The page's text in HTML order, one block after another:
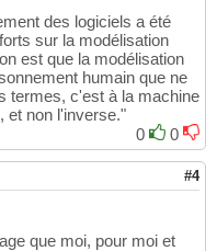
des logiciels a été
sur la modélisation
est que la modélisation
humain que ne
termes, c'est à la machine
et non l'inverse."
0
0
#4
que moi, pour moi et